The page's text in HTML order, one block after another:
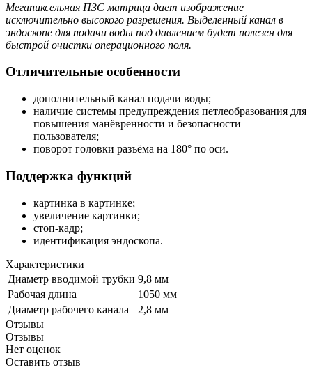
Мегапиксельная ПЗС матрица дает изображение
исключительно высокого разрешения. Выделенный канал в
эндоскопе для подачи воды под давлением будет полезен для
быстрой очистки операционного поля.
Отличительные особенности
дополнительный канал подачи воды;
наличие системы предупреждения петлеобразования для
повышения манёвренности и безопасности
пользователя;
поворот головки разъёма на 180° по оси.
Поддержка функций
картинка в картинке;
увеличение картинки;
стоп-кадр;
идентификация эндоскопа.
Характеристики
Диаметр вводимой трубки 9,8 мм
Рабочая длина
1050 мм
Диаметр рабочего канала
2,8 мм
Отзывы
Отзывы
Нет оценок
Оставить отзыв